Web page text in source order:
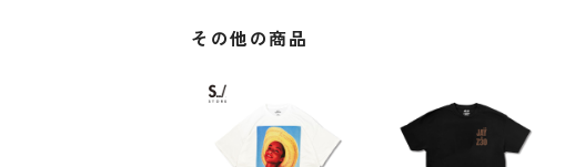
その他の商品